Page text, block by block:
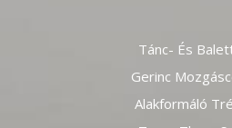
Tánc- És
Gerinc
Alakformáló